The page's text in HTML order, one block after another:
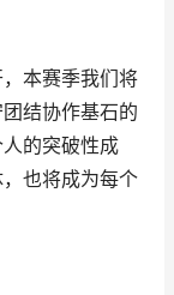
本赛季我们将
结协作基石的
的突破性成
也将成为每个